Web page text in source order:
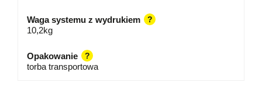
Waga systemu z wydrukiem ?
10,2kg
Opakowanie ?
torba transportowa